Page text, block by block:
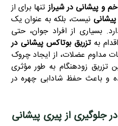
و پیشانی در شیرازتنها برای از
نیست، بلکه به‌ عنوان یک
بسیاری از افراد جوان، حتی
بهتزریق بوتاکس پیشانی در
مداوم عضلات، از ایجاد چروک‌
تزریق زودهنگام به‌ طور مؤثری
و باعث حفظ شادابی چهره در
جلوگیری از پیری پیشانی